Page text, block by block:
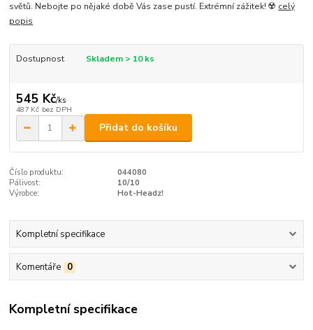
světů. Nebojte po nějaké době Vás zase pustí. Extrémní zážitek! ☢️ celý
popis
Dostupnost Skladem > 10 ks
545 Kč/ks
487 Kč bez DPH
Přidat do košíku
Číslo produktu:
044080
Pálivost:
10/10
Výrobce:
Hot-Headz!
Kompletní specifikace
Komentáře 0
Kompletní specifikace